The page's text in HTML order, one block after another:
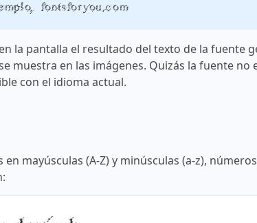
fontsforyou.com
la pantalla el resultado del texto de la fuente
muestra en las imágenes. Quizás la fuente no
con el idioma actual.
mayúsculas (A-Z) y minúsculas (a-z),